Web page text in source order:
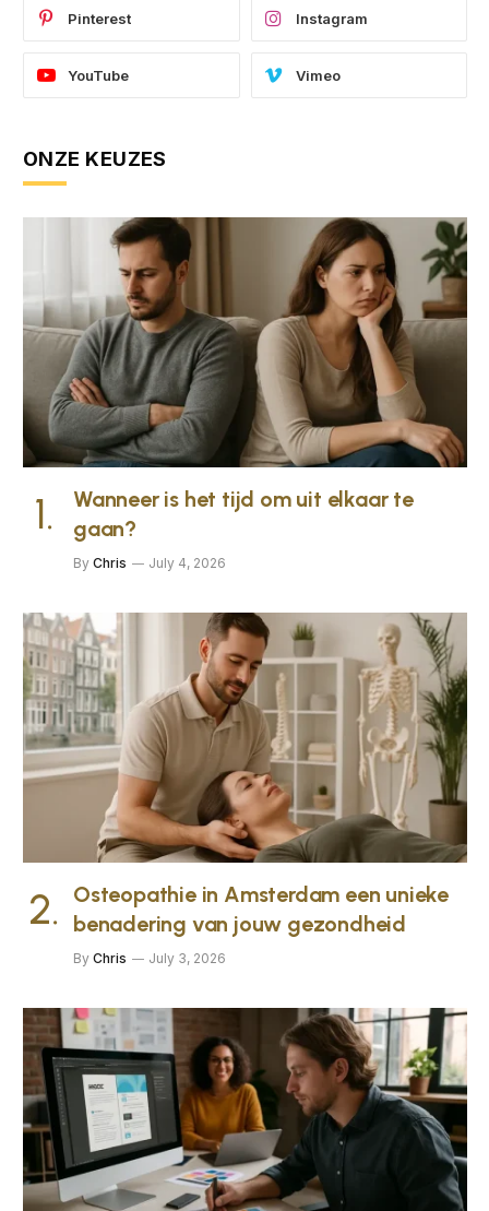
Pinterest Instagram
YouTube Vimeo
ONZE KEUZES
Wanneer is het tijd om uit elkaar te
gaan?
By Chris July 4, 2026
Osteopathie in Amsterdam een unieke
benadering van jouw gezondheid
By Chris July 3, 2026